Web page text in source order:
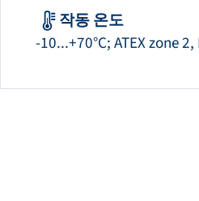
작동 온도
-10...+70°C; ATEX zone 2,